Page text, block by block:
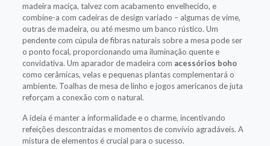
madeira maciça, talvez com acabamento envelhecido, e
combine-a com cadeiras de design variado – algumas de vime,
outras de madeira, ou até mesmo um banco rústico. Um
pendente com cúpula de fibras naturais sobre a mesa pode ser
o ponto focal, proporcionando uma iluminação quente e
convidativa. Um aparador de madeira com acessórios boho
como cerâmicas, velas e pequenas plantas complementará o
ambiente. Toalhas de mesa de linho e jogos americanos de juta
reforçam a conexão com o natural.
A ideia é manter a informalidade e o charme, incentivando
refeições descontraídas e momentos de convívio agradáveis. A
mistura de elementos é crucial para o sucesso.